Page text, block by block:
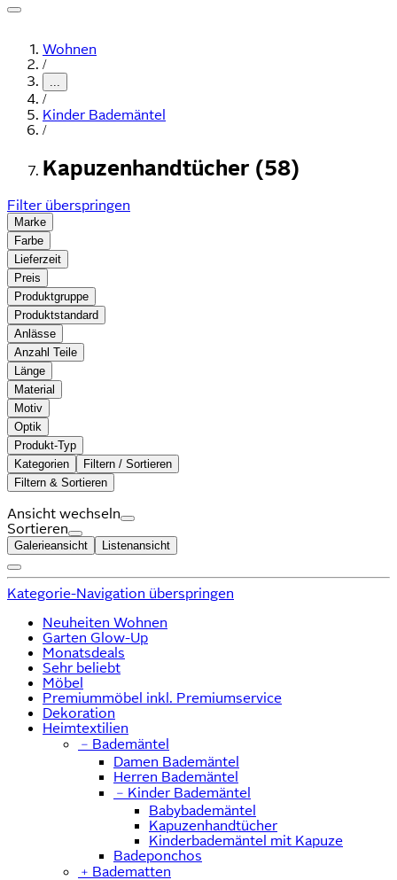
Wohnen
/
...
/
Kinder Bademäntel
/
Kapuzenhandtücher (58)
Filter überspringen
Marke
Farbe
Lieferzeit
Preis
Produktgruppe
Produktstandard
Anlässe
Anzahl Teile
Länge
Material
Motiv
Optik
Produkt-Typ
Kategorien
Filtern / Sortieren
Filtern & Sortieren
Ansicht wechseln
Sortieren
Galerieansicht Listenansicht
Kategorie-Navigation überspringen
Neuheiten Wohnen
Garten Glow-Up
Monatsdeals
Sehr beliebt
Möbel
Premiummöbel inkl. Premiumservice
Dekoration
Heimtextilien
﹣ Bademäntel
Damen Bademäntel
Herren Bademäntel
﹣ Kinder Bademäntel
Babybademäntel
Kapuzenhandtücher
Kinderbademäntel mit Kapuze
Badeponchos
﹢ Badematten